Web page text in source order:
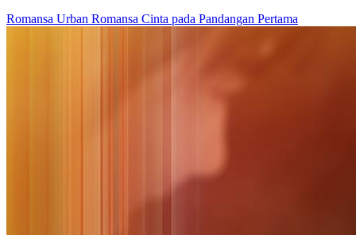
Romansa Urban Romansa Cinta pada Pandangan Pertama